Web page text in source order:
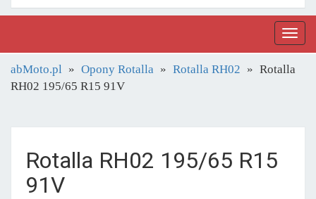
abMoto.pl Opony Rotalla Rotalla RH02
Rotalla
RH02 195/65 R15 91V
Rotalla RH02 195/65 R15
91V